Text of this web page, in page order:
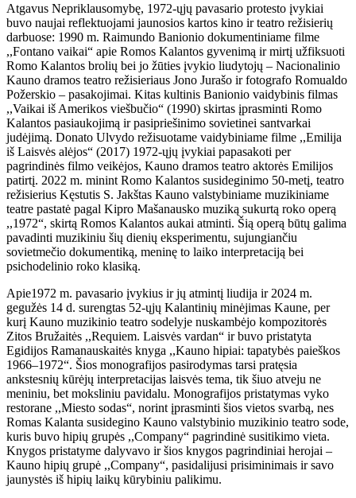
Atgavus Nepriklausomybę, 1972-ųjų pavasario protesto įvykiai
buvo naujai reflektuojami jaunosios kartos kino ir teatro režisierių
darbuose: 1990 m. Raimundo Banionio dokumentiniame filme
,,Fontano vaikai“ apie Romos Kalantos gyvenimą ir mirtį užfiksuoti
Romo Kalantos brolių bei jo žūties įvykio liudytojų – Nacionalinio
Kauno dramos teatro režisieriaus Jono Jurašo ir fotografo Romualdo
Požerskio – pasakojimai. Kitas kultinis Banionio vaidybinis filmas
,,Vaikai iš Amerikos viešbučio“ (1990) skirtas įprasminti Romo
Kalantos pasiaukojimą ir pasipriešinimo sovietinei santvarkai
judėjimą. Donato Ulvydo režisuotame vaidybiniame filme ,,Emilija
iš Laisvės alėjos“ (2017) 1972-ųjų įvykiai papasakoti per
pagrindinės filmo veikėjos, Kauno dramos teatro aktorės Emilijos
patirtį. 2022 m. minint Romo Kalantos susideginimo 50-metį, teatro
režisierius Kęstutis S. Jakštas Kauno valstybiniame muzikiniame
teatre pastatė pagal Kipro Mašanausko muziką sukurtą roko operą
,,1972“, skirtą Romos Kalantos aukai atminti. Šią operą būtų galima
pavadinti muzikiniu šių dienių eksperimentu, sujungiančiu
sovietmečio dokumentiką, meninę to laiko interpretaciją bei
psichodelinio roko klasiką.
Apie1972 m. pavasario įvykius ir jų atmintį liudija ir 2024 m.
gegužės 14 d. surengtas 52-ųjų Kalantinių minėjimas Kaune, per
kurį Kauno muzikinio teatro sodelyje nuskambėjo kompozitorės
Zitos Bružaitės ,,Requiem. Laisvės vardan“ ir buvo pristatyta
Egidijos Ramanauskaitės knyga ,,Kauno hipiai: tapatybės paieškos
1966–1972“. Šios monografijos pasirodymas tarsi pratęsia
ankstesnių kūrėjų interpretacijas laisvės tema, tik šiuo atveju ne
meniniu, bet moksliniu pavidalu. Monografijos pristatymas vyko
restorane ,,Miesto sodas“, norint įprasminti šios vietos svarbą, nes
Romas Kalanta susidegino Kauno valstybinio muzikinio teatro sode,
kuris buvo hipių grupės ,,Company“ pagrindinė susitikimo vieta.
Knygos pristatyme dalyvavo ir šios knygos pagrindiniai herojai –
Kauno hipių grupė ,,Company“, pasidalijusi prisiminimais ir savo
jaunystės iš hipių laikų kūrybiniu palikimu.